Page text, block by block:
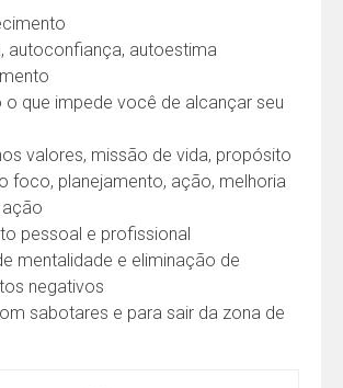
autoconfiança, autoestima
o que impede você de alcançar seu
valores, missão de vida, propósito
foco, planejamento, ação, melhoria
pessoal e profissional
mentalidade e eliminação de
negativos
sabotares e para sair da zona de